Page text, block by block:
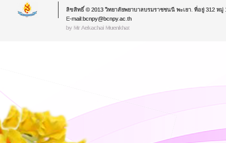
ลิขสิทธิ์ © 2013 วิทยาลัยพยาบาลบรมราชชนนี พะเยา. ที่อยู่ 312 หมู่
E-mail:bcnpy@bcnpy.ac.th
by Mr.Aekachai Muenkhat